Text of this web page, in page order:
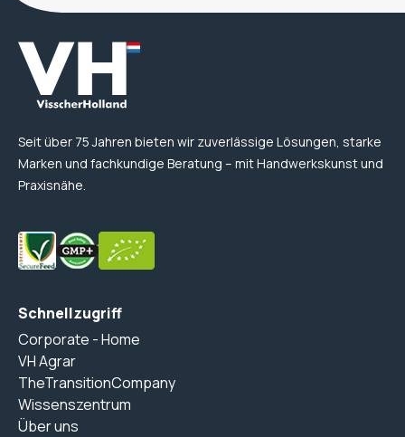
Seit über 75 Jahren bieten wir zuverlässige Lösungen, starke
Marken und fachkundige Beratung – mit Handwerkskunst und
Praxisnähe.
Schnellzugriff
Corporate - Home
VH Agrar
TheTransitionCompany
Wissenszentrum
Über uns